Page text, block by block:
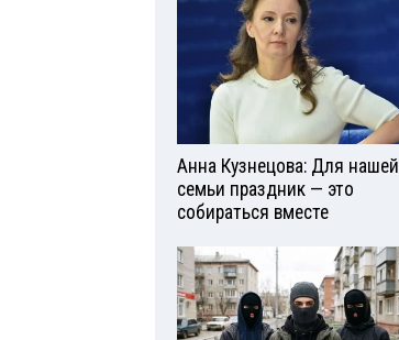
Анна Кузнецова: Для нашей
семьи праздник — это
собираться вместе